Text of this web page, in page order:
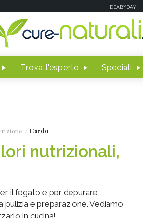
DEABYDAY
Trova l'esperto Speciali
Cardo
nutrizionali,
il fegato e per depurare
pulizia e preparazione. Vediamo
in cucina!